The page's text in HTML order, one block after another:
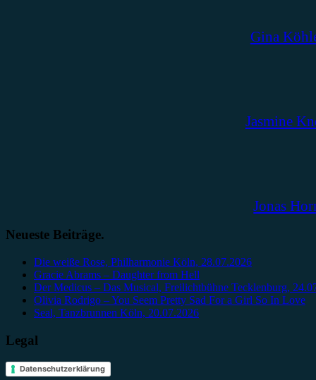
Gina
Jasmine
Jonas
Neueste Beiträge.
Die weiße Rose, Philharmonie Köln, 28.07.2026
Gracie Abrams – Daughter from Hell
Der Medicus – Das Musical, Freilichtbühne Tecklenburg,
Olivia Rodrigo – You Seem Pretty Sad For a Girl So In Love
Seal, Tanzbrunnen Köln, 20.07.2026
Legal
Datenschutzerklärung